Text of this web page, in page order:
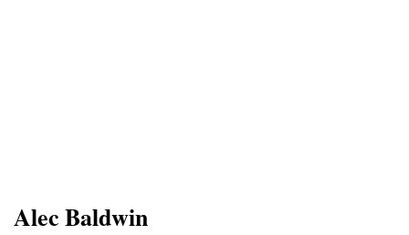
Alec Baldwin